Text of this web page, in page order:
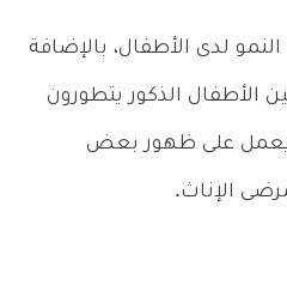
لدى الأطفال، بالإضافة
الأطفال الذكور يتطورون
يعمل على ظهور بعض
الإناث.